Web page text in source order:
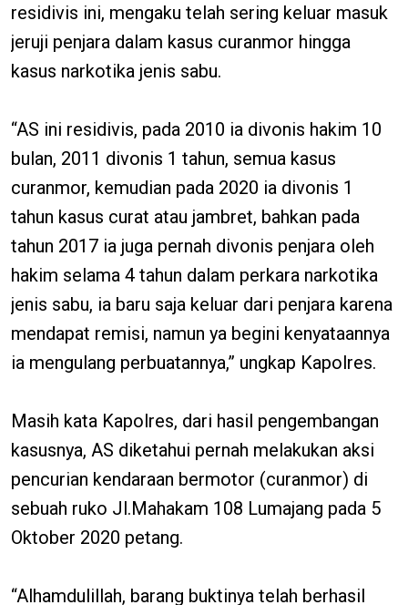
residivis ini, mengaku telah sering keluar masuk
jeruji penjara dalam kasus curanmor hingga
kasus narkotika jenis sabu.
“AS ini residivis, pada 2010 ia divonis hakim 10
bulan, 2011 divonis 1 tahun, semua kasus
curanmor, kemudian pada 2020 ia divonis 1
tahun kasus curat atau jambret, bahkan pada
tahun 2017 ia juga pernah divonis penjara oleh
hakim selama 4 tahun dalam perkara narkotika
jenis sabu, ia baru saja keluar dari penjara karena
mendapat remisi, namun ya begini kenyataannya
ia mengulang perbuatannya,” ungkap Kapolres.
Masih kata Kapolres, dari hasil pengembangan
kasusnya, AS diketahui pernah melakukan aksi
pencurian kendaraan bermotor (curanmor) di
sebuah ruko Jl.Mahakam 108 Lumajang pada 5
Oktober 2020 petang.
“Alhamdulillah, barang buktinya telah berhasil